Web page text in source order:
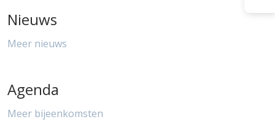
Nieuws
Meer nieuws
Agenda
Meer bijeenkomsten